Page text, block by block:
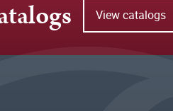
View catalogs